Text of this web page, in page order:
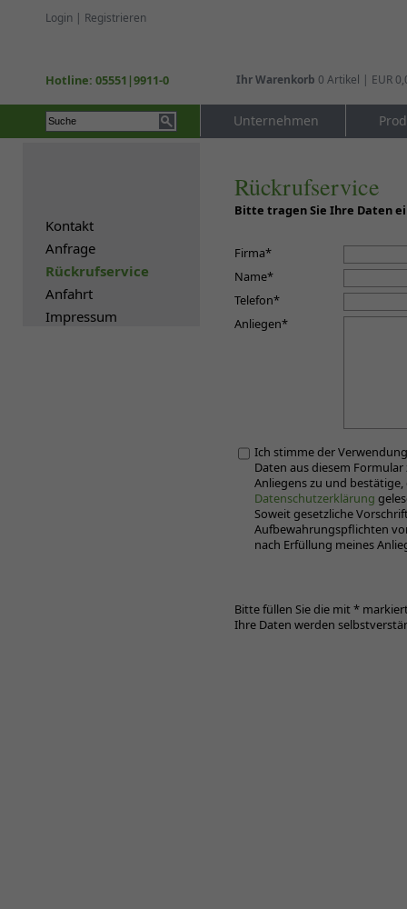
Login | Registrieren
Ihr Warenkorb 0 Artikel | EUR
Hotline: 05551|9911-0
Unternehmen
Kontakt
Anfrage
Rückrufservice
Anfahrt
Impressum
Rückrufservice
Bitte tragen Sie Ihre Daten
Firma*
Name*
Telefon*
Anliegen*
Ich stimme der
Daten aus diesem
Anliegens zu und bestätige,
Datenschutzerklärung
Soweit gesetzliche
Aufbewahrungspflichten
nach Erfüllung meines
Bitte füllen Sie die mit *
Ihre Daten werden